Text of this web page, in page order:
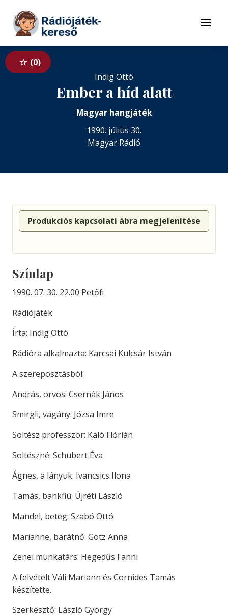
Tovább a tartalomhoz
Menü
0
Indig Ottó
Ember a híd alatt
Magyar hangjáték
1990. július 30.
Magyar Rádió
Produkciós kapcsolati ábra megjelenítése
Színlap
1990. 07. 30. 22.00 Petőfi
Rádiójáték
Írta: Indig Ottó
Rádióra alkalmazta: Karcsai Kulcsár István
A szereposztásból:
András, orvos: Csernák János
Smirgli, vagány: Józsa Imre
Soltész professzor: Kaló Flórián
Soltészné: Schubert Éva
Ágnes, a lányuk: Ivancsics Ilona
Tamás, bankfiú: Újréti László
Mandel, beteg: Szabó Ottó
Marianne, barátnő: Götz Anna
Zenei munkatárs: Hegedűs Fanni
A felvételt Váli Mariann és Cornides Tamás
készítette.
Szerkesztő: László György